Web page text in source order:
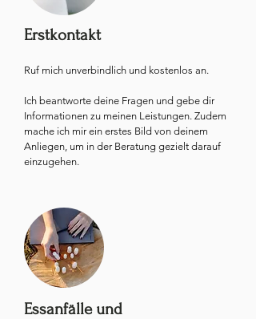
Erstkontakt
Ruf mich unverbindlich und kostenlos an.
Ich beantworte deine Fragen und gebe dir
Informationen zu meinen Leistungen. Zudem
mache ich mir ein erstes Bild von deinem
Anliegen, um in der Beratung gezielt darauf
einzugehen.
Essanfälle und